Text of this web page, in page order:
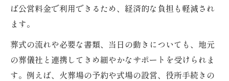
ば公営料金で利用できるため、経済的な負担も軽減され
ます。
葬式の流れや必要な書類、当日の動きについても、地元
の葬儀社と連携してきめ細やかなサポートを受けられま
す。例えば、火葬場の予約や式場の設営、役所手続きの